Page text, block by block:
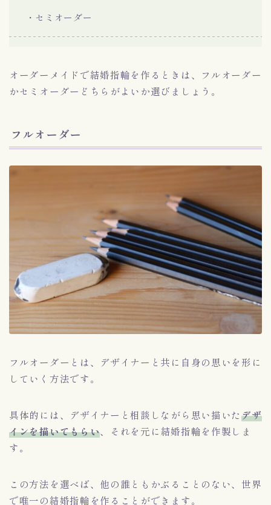
・セミオーダー
オーダーメイドで結婚指輪を作るときは、フルオーダー
かセミオーダーどちらがよいか選びましょう。
フルオーダー
フルオーダーとは、デザイナーと共に自身の思いを形に
していく方法です。
具体的には、デザイナーと相談しながら思い描いたデザ
インを描いてもらい、それを元に結婚指輪を作製しま
す。
この方法を選べば、他の誰ともかぶることのない、世界
で唯一の結婚指輪を作ることができます。